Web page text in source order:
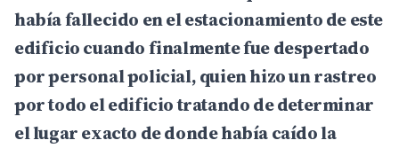
había fallecido en el estacionamiento de este
edificio cuando finalmente fue despertado
por personal policial, quien hizo un rastreo
por todo el edificio tratando de determinar
el lugar exacto de donde había caído la